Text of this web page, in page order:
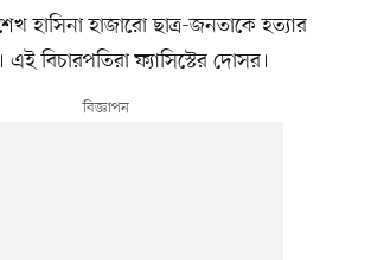
শেখ হাসিনা হাজারো ছাত্র-জনতাকে হত্যার
বিচারপতিরা ফ্যাসিস্টের দোসর।